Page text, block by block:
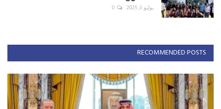
يوليو 3, 2025 0
RECOMMENDED POSTS